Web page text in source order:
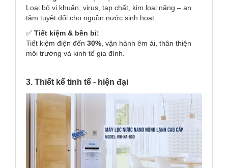
Loại bỏ vi khuẩn, virus, tạp chất, kim loại nặng – an
tâm tuyệt đối cho nguồn nước sinh hoạt.
✅ Tiết kiệm & bền bỉ:
Tiết kiệm điện đến 30%, vận hành êm ái, thân thiện
môi trường và kinh tế gia đình.
3. Thiết kế tinh tế - hiện đại